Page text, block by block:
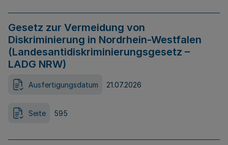
Gesetz zur Vermeidung von
Diskriminierung in Nordrhein-Westfalen
(Landesantidiskriminierungsgesetz –
LADG NRW)
Ausfertigungsdatum 21.07.2026
Seite 595